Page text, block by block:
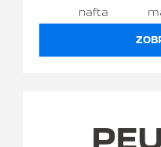
nafta